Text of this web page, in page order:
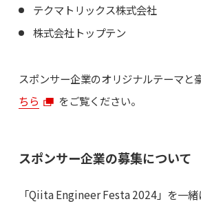
テクマトリックス株式会社
株式会社トップテン
スポンサー企業のオリジナルテーマと
ちら
をご覧ください。
スポンサー企業の募集について
「Qiita Engineer Festa 2024」を一